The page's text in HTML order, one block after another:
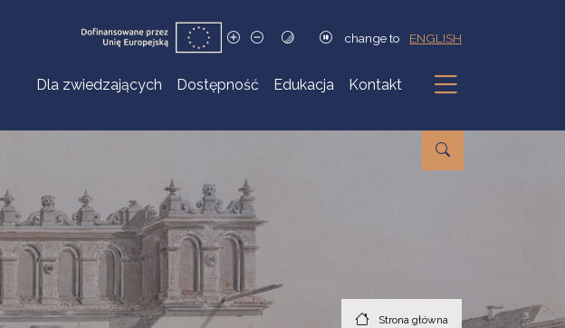
change to ENGLISH
Dla zwiedzających Dostępność Edukacja Kontakt
Podmenu
Strona główna